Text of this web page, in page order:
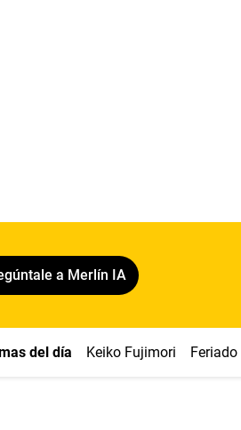
a Merlín IA
del día Keiko Fujimori Feriado